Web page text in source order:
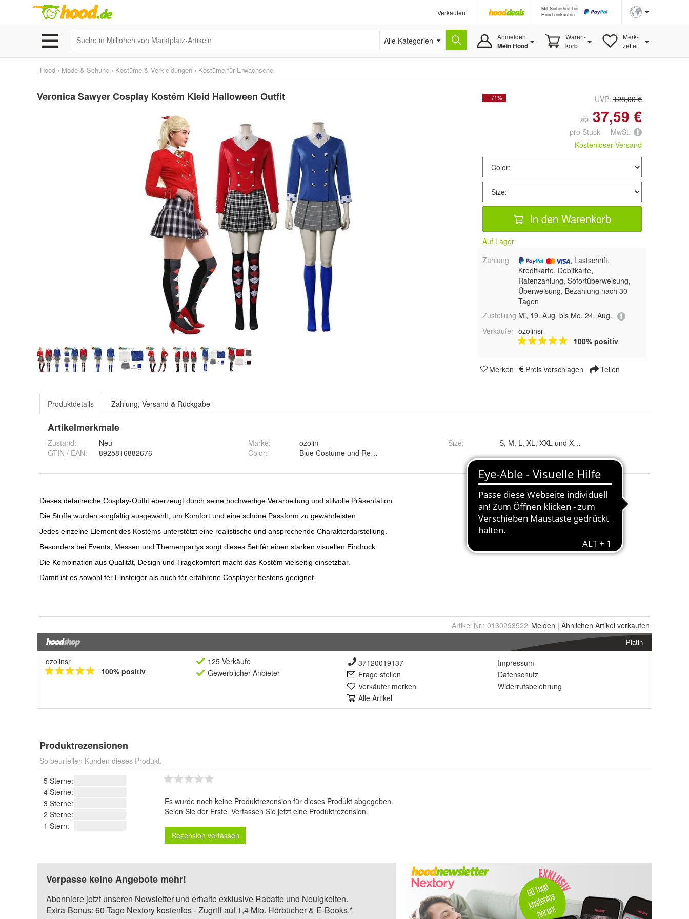
Verkaufen
Mit Sicherheit bei
Hood einkaufen
Alle Kategorien Anmelden
Mein Hood
Waren-
korb
Merk-
zettel
Hood › Mode & Schuhe › Kostüme & Verkleidungen › Kostüme für Erwachsene
Veronica Sawyer Cosplay Kostém Kleid Halloween Outfit - 71% UVP: 128,00 €
ab 37,59 €
pro Stuck MwSt.
Kostenloser Versand
In den Warenkorb
Auf Lager
Zahlung
, Lastschrift,
Kreditkarte, Debitkarte,
Ratenzahlung, Sofortüberweisung,
Überweisung, Bezahlung nach 30
Tagen
Zustellung Mi, 19. Aug. bis Mo, 24. Aug.
Verkäufer ozolinsr
100% positiv
Merken Preis vorschlagen Teilen
Produktdetails Zahlung, Versand & Rückgabe
Artikelmerkmale
Zustand:
Neu
GTIN / EAN:
8925816882676
Marke:
ozolin
Color: Blue Costume und Red Costume
Size: S, M, L, XL, XXL und XXXL
Artikel Nr.: 0130293522 Melden | Ähnlichen Artikel verkaufen
Platin
ozolinsr
100% positiv
125 Verkäufe
Gewerblicher Anbieter
37120019137
Frage stellen
Verkäufer merken
Alle Artikel
Impressum
Datenschutz
Widerrufsbelehrung
Produktrezensionen
So beurteilen Kunden dieses Produkt.
5 Sterne:
4 Sterne:
3 Sterne:
2 Sterne:
1 Stern:
Es wurde noch keine Produktrezension für dieses Produkt abgegeben.
Seien Sie der Erste. Verfassen Sie jetzt eine Produktrezension.
Rezension verfassen
Verpasse keine Angebote mehr!
Abonniere jetzt unseren Newsletter und erhalte exklusive Rabatte und Neuigkeiten.
Extra-Bonus: 60 Tage Nextory kostenlos - Zugriff auf 1,4 Mio. Hörbücher & E-Books.*